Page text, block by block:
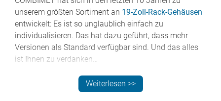
unserem größten Sortiment an 19-Zoll-Rack-Gehäusen
entwickelt: Es ist so unglaublich einfach zu
individualisieren. Das hat dazu geführt, dass mehr
Versionen als Standard verfügbar sind. Und das alles
ist Ihnen zu verdanken…
Was 2011 als neue Rack-Gehäuseserie mit drei Höhen
(1U, 2U, 3U) begann, hat sich im Laufe der Jahre zu
Weiterlesen >>